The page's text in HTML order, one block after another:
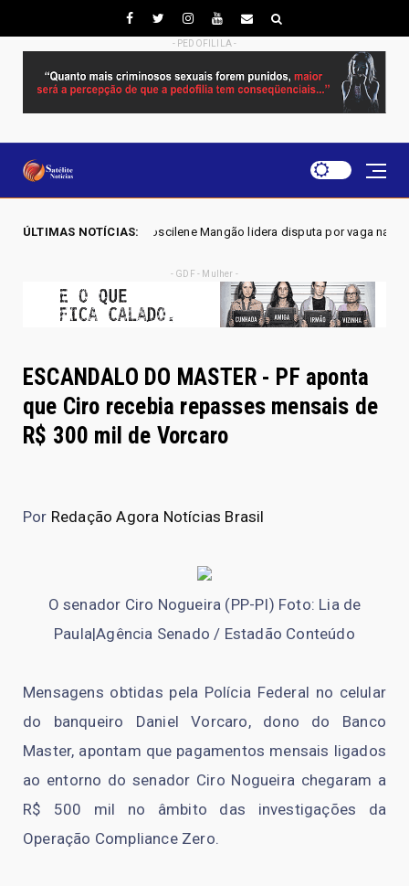
- PEDOFILILA -
ÚLTIMAS NOTÍCIAS:
- Joscilene Mangão lidera disputa por vaga na Alego em Novo Gama,
- GDF - Mulher -
ESCANDALO DO MASTER - PF aponta
que Ciro recebia repasses mensais de
R$ 300 mil de Vorcaro
Por Redação Agora Notícias Brasil
O senador Ciro Nogueira (PP-PI) Foto: Lia de
Paula|Agência Senado / Estadão Conteúdo
Mensagens obtidas pela Polícia Federal no celular
do banqueiro Daniel Vorcaro, dono do Banco
Master, apontam que pagamentos mensais ligados
ao entorno do senador Ciro Nogueira chegaram a
R$ 500 mil no âmbito das investigações da
Operação Compliance Zero.